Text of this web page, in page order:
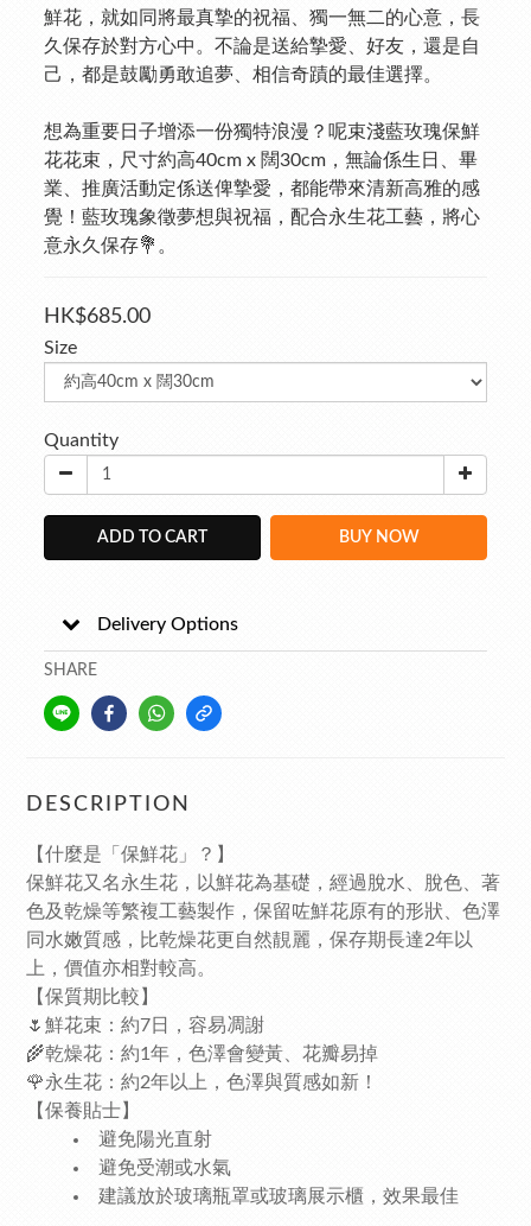
鮮花，就如同將最真摯的祝福、獨一無二的心意，長
久保存於對方心中。不論是送給摯愛、好友，還是自
己，都是鼓勵勇敢追夢、相信奇蹟的最佳選擇。
想為重要日子增添一份獨特浪漫？呢束淺藍玫瑰保鮮
花花束，尺寸約高40cm x 闊30cm，無論係生日、畢
業、推廣活動定係送俾摯愛，都能帶來清新高雅的感
覺！藍玫瑰象徵夢想與祝福，配合永生花工藝，將心
意永久保存💐。
HK$685.00
Size
Quantity
ADD TO CART BUY NOW
Delivery Options
SHARE
DESCRIPTION
【什麼是「保鮮花」？】
保鮮花又名永生花，以鮮花為基礎，經過脫水、脫色、著
色及乾燥等繁複工藝製作，保留咗鮮花原有的形狀、色澤
同水嫩質感，比乾燥花更自然靚麗，保存期長達2年以
上，價值亦相對較高。
【保質期比較】
🌷鮮花束：約7日，容易凋謝
🌾乾燥花：約1年，色澤會變黃、花瓣易掉
🌹永生花：約2年以上，色澤與質感如新！
【保養貼士】
避免陽光直射
避免受潮或水氣
建議放於玻璃瓶罩或玻璃展示櫃，效果最佳